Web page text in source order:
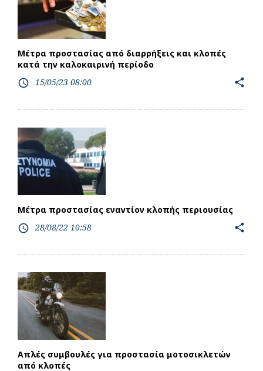
Μέτρα προστασίας από διαρρήξεις και κλοπές
κατά την καλοκαιρινή περίοδο
access_time 15/05/23 08:00 share
Μέτρα προστασίας εναντίον κλοπής περιουσίας
access_time 28/08/22 10:58 share
Απλές συμβουλές για προστασία μοτοσικλετών
από κλοπές